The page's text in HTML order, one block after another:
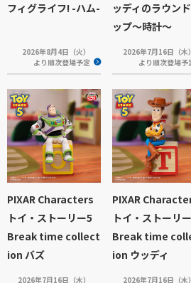
フィグライフ! -ハム-
2026年8月4日（火）
より順次登場予定
ッディのラウン
ップ～時計～
2026年7月16日（木）
より順次登場予
PIXAR Characters
トイ・ストーリー5
Break time collect
ion バズ
2026年7月16日（木）
PIXAR
トイ・ストーリ
Break time
ion ウッディ
2026年7月16日（木）